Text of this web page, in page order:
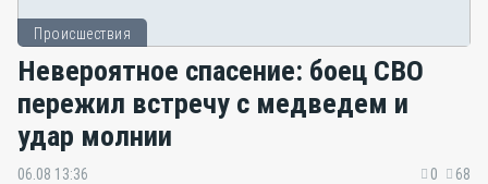
Происшествия
Невероятное спасение: боец СВО
пережил встречу с медведем и
удар молнии
06.08 13:36 0 68